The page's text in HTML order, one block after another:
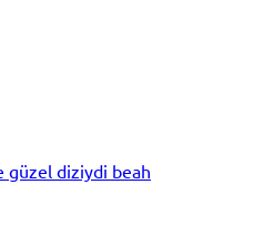
güzel diziydi beah